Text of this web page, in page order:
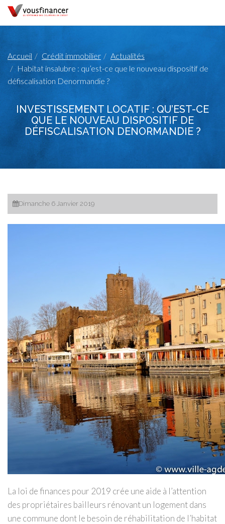
Accueil Crédit immobilier
Actualités
Habitat insalubre : qu’est-ce que le nouveau dispositif de
défiscalisation Denormandie ?
INVESTISSEMENT LOCATIF : QU’EST-CE
QUE LE NOUVEAU DISPOSITIF DE
DÉFISCALISATION DENORMANDIE ?
Dimanche 6 Janvier 2019
La loi de finances pour 2019 crée une aide à l’attention
des propriétaires bailleurs rénovant un logement dans
une commune dont le besoin de réhabilitation de l’habitat